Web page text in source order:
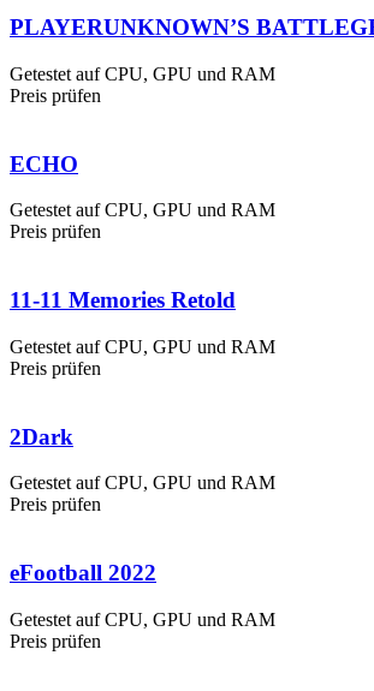
PLAYERUNKNOWN’S
Getestet auf CPU, GPU und RAM
Preis prüfen
ECHO
Getestet auf CPU, GPU und RAM
Preis prüfen
11-11 Memories Retold
Getestet auf CPU, GPU und RAM
Preis prüfen
2Dark
Getestet auf CPU, GPU und RAM
Preis prüfen
eFootball 2022
Getestet auf CPU, GPU und RAM
Preis prüfen